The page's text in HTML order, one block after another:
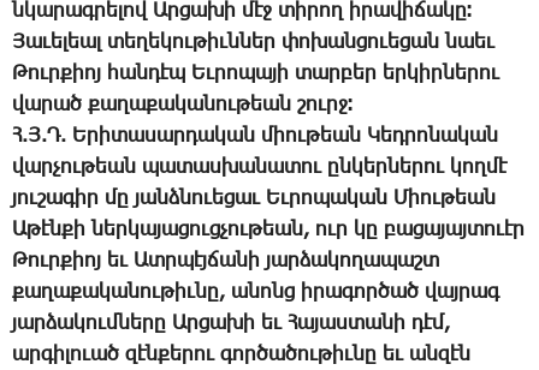
նկա­րագ­րե­լով Ար­ցա­խի մէջ տի­րող ի­րա­վի­ճա­կը։
­Յա­ւե­լեալ տե­ղե­կու­թիւն­ներ փո­խան­ցո­ւե­ցան նաեւ
­Թուր­քիոյ հան­դէպ Եւ­րո­պա­յի տար­բեր եր­կիր­նե­րու
վա­րած քա­ղա­քա­կա­նու­թեան շուրջ։
Հ.Յ.Դ. Ե­րի­տա­սար­դա­կան ­միու­թեան ­Կեդ­րո­նա­կան
­վար­չու­թեան պա­տաս­խա­նա­տու ըն­կեր­նե­րու կող­մէ
յու­շա­գիր մը յանձ­նո­ւե­ցաւ Եւ­րո­պա­կան ­Միու­թեան
Ա­թէն­քի ներ­կա­յա­ցուց­չու­թեան, ուր կը բա­ցա­յայ­տո­ւէր
­Թուր­քիոյ եւ Ատր­պէյ­ճա­նի յար­ձա­կո­ղա­պաշտ
քա­ղա­քա­կա­նու­թիւ­նը, ա­նոնց ի­րա­գոր­ծած վայ­րագ
յար­ձա­կում­նե­րը Ար­ցա­խի եւ ­Հա­յաս­տա­նի դէմ,
ար­գի­լուած զէն­քե­րու գոր­ծա­ծու­թիւ­նը եւ ան­զէն